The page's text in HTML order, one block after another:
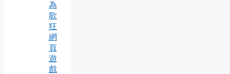
為
歌
狂
網
頁
遊
戲